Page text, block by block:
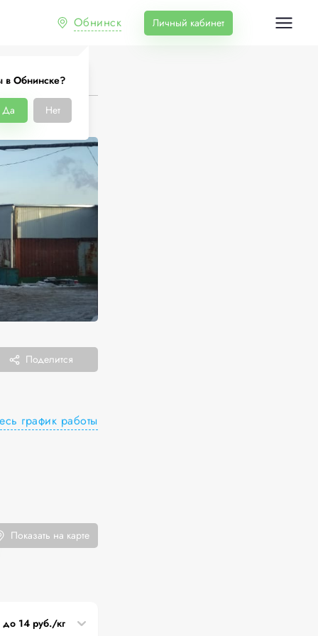
Обнинск
в Обнинске?
Да Нет
Личный кабинет
Поделится
график работы
Показать на карте
до 14 руб./кг